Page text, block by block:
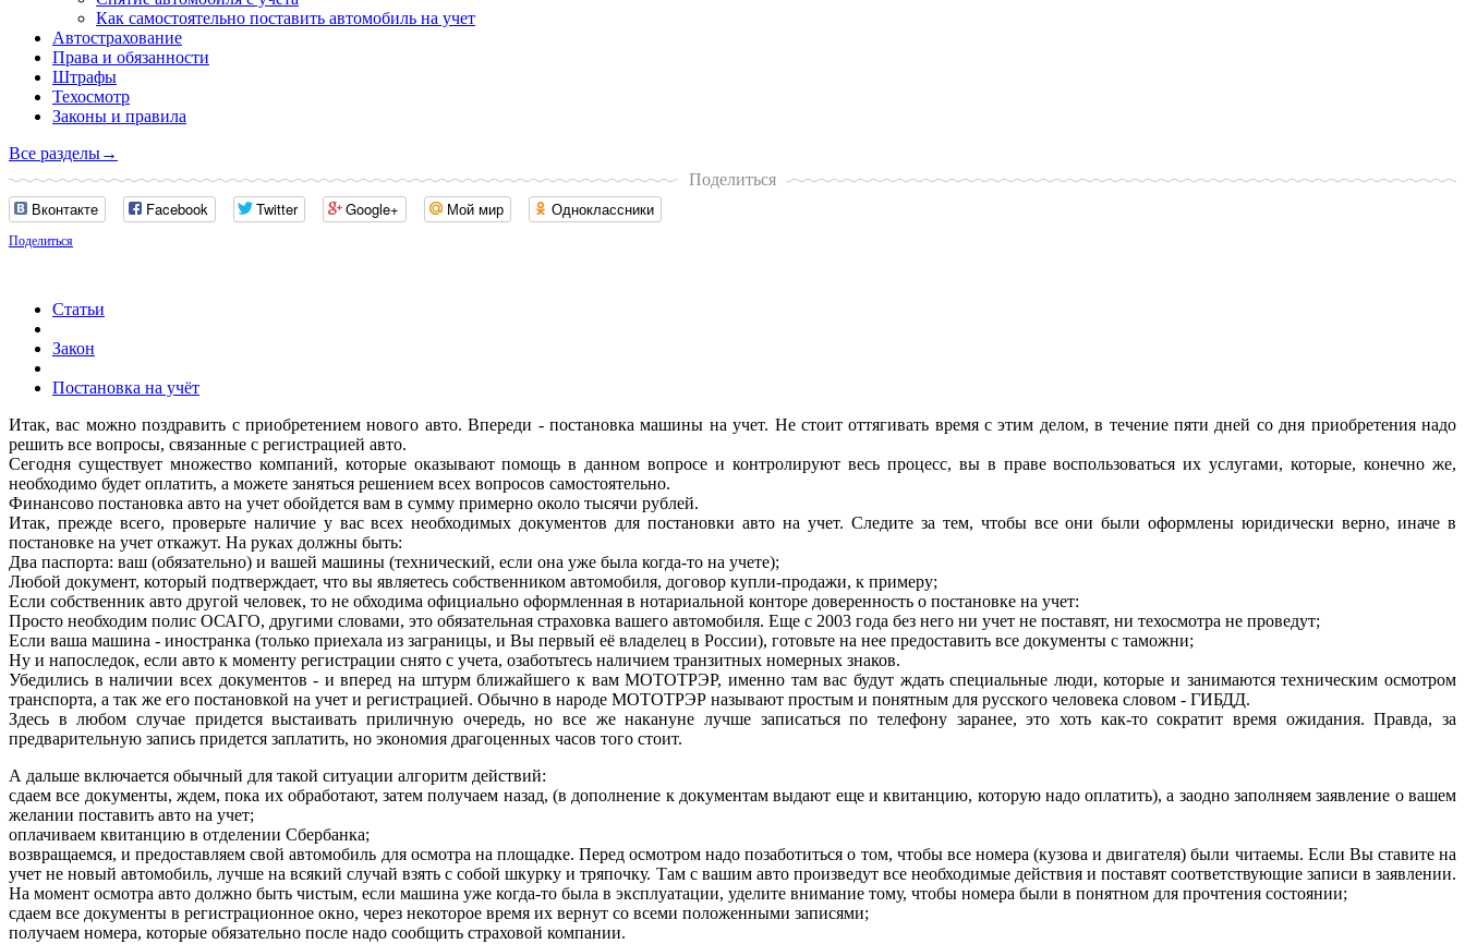
Как самостоятельно поставить автомобиль на учет
Автострахование
Права и обязанности
Штрафы
Техосмотр
Законы и правила
Все разделы→
Поделиться
Вконтакте Facebook Twitter Google+ Мой мир Одноклассники
Поделиться
Статьи
Закон
Постановка на учёт
Итак, вас можно поздравить с приобретением нового авто. Впереди - постановка машины на учет. Не стоит оттягивать время с этим делом, в течение пяти дней со дня приобретения надо
решить все вопросы, связанные с регистрацией авто.
Сегодня существует множество компаний, которые оказывают помощь в данном вопросе и контролируют весь процесс, вы в праве воспользоваться их услугами, которые, конечно же,
необходимо будет оплатить, а можете заняться решением всех вопросов самостоятельно.
Финансово постановка авто на учет обойдется вам в сумму примерно около тысячи рублей.
Итак, прежде всего, проверьте наличие у вас всех необходимых документов для постановки авто на учет. Следите за тем, чтобы все они были оформлены юридически верно, иначе в
постановке на учет откажут. На руках должны быть:
Два паспорта: ваш (обязательно) и вашей машины (технический, если она уже была когда-то на учете);
Любой документ, который подтверждает, что вы являетесь собственником автомобиля, договор купли-продажи, к примеру;
Если собственник авто другой человек, то не обходима официально оформленная в нотариальной конторе доверенность о постановке на учет:
Просто необходим полис ОСАГО, другими словами, это обязательная страховка вашего автомобиля. Еще с 2003 года без него ни учет не поставят, ни техосмотра не проведут;
Если ваша машина - иностранка (только приехала из заграницы, и Вы первый её владелец в России), готовьте на нее предоставить все документы с таможни;
Ну и напоследок, если авто к моменту регистрации снято с учета, озаботьтесь наличием транзитных номерных знаков.
Убедились в наличии всех документов - и вперед на штурм ближайшего к вам МОТОТРЭР, именно там вас будут ждать специальные люди, которые и занимаются техническим осмотром
транспорта, а так же его постановкой на учет и регистрацией. Обычно в народе МОТОТРЭР называют простым и понятным для русского человека словом - ГИБДД.
Здесь в любом случае придется выстаивать приличную очередь, но все же накануне лучше записаться по телефону заранее, это хоть как-то сократит время ожидания. Правда, за
предварительную запись придется заплатить, но экономия драгоценных часов того стоит.
А дальше включается обычный для такой ситуации алгоритм действий:
сдаем все документы, ждем, пока их обработают, затем получаем назад, (в дополнение к документам выдают еще и квитанцию, которую надо оплатить), а заодно заполняем заявление о вашем
желании поставить авто на учет;
оплачиваем квитанцию в отделении Сбербанка;
возвращаемся, и предоставляем свой автомобиль для осмотра на площадке. Перед осмотром надо позаботиться о том, чтобы все номера (кузова и двигателя) были читаемы. Если Вы ставите на
учет не новый автомобиль, лучше на всякий случай взять с собой шкурку и тряпочку. Там с вашим авто произведут все необходимые действия и поставят соответствующие записи в заявлении.
На момент осмотра авто должно быть чистым, если машина уже когда-то была в эксплуатации, уделите внимание тому, чтобы номера были в понятном для прочтения состоянии;
сдаем все документы в регистрационное окно, через некоторое время их вернут со всеми положенными записями;
получаем номера, которые обязательно после надо сообщить страховой компании.